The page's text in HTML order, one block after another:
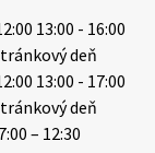
13:00 - 16:00
deň
13:00 - 17:00
deň
– 12:30